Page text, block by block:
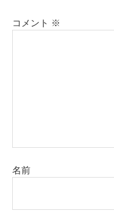
コメント ※
名前